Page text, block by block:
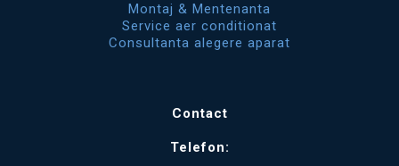
Montaj & Mentenanta
Service aer conditionat
Consultanta alegere aparat
Contact
Telefon: